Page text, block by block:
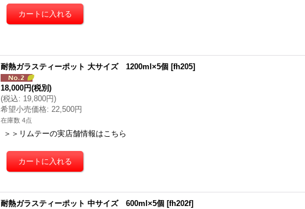
耐熱ガラスティーポット 大サイズ 1200ml×5個 [fh205]
18,000円(税別)
(税込: 19,800円)
希望小売価格: 22,500円
在庫数 4点
＞＞リムテーの実店舗情報はこちら
耐熱ガラスティーポット 中サイズ 600ml×5個 [fh202f]